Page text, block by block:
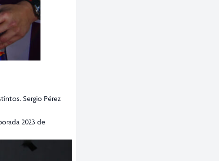
Sergio Pérez
2023 de